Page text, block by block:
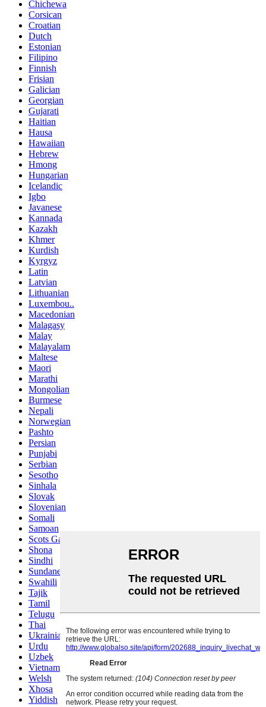
Chichewa
Corsican
Croatian
Dutch
Estonian
Filipino
Finnish
Frisian
Galician
Georgian
Gujarati
Haitian
Hausa
Hawaiian
Hebrew
Hmong
Hungarian
Icelandic
Igbo
Javanese
Kannada
Kazakh
Khmer
Kurdish
Kyrgyz
Latin
Latvian
Lithuanian
Luxembou..
Macedonian
Malagasy
Malay
Malayalam
Maltese
Maori
Marathi
Mongolian
Burmese
Nepali
Norwegian
Pashto
Persian
Punjabi
Serbian
Sesotho
Sinhala
Slovak
Slovenian
Somali
Samoan
Scots Gaelic
Shona
Sindhi
Sundanese
Swahili
Tajik
Tamil
Telugu
Thai
Ukrainian
Urdu
Uzbek
Vietnamese
Welsh
Xhosa
Yiddish